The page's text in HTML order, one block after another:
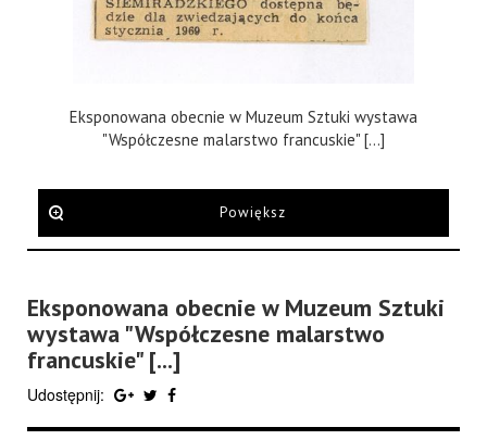
Eksponowana obecnie w Muzeum Sztuki wystawa
"Współczesne malarstwo francuskie" [...]
Powiększ
Eksponowana obecnie w Muzeum Sztuki
wystawa "Współczesne malarstwo
francuskie" [...]
Udostępnij: